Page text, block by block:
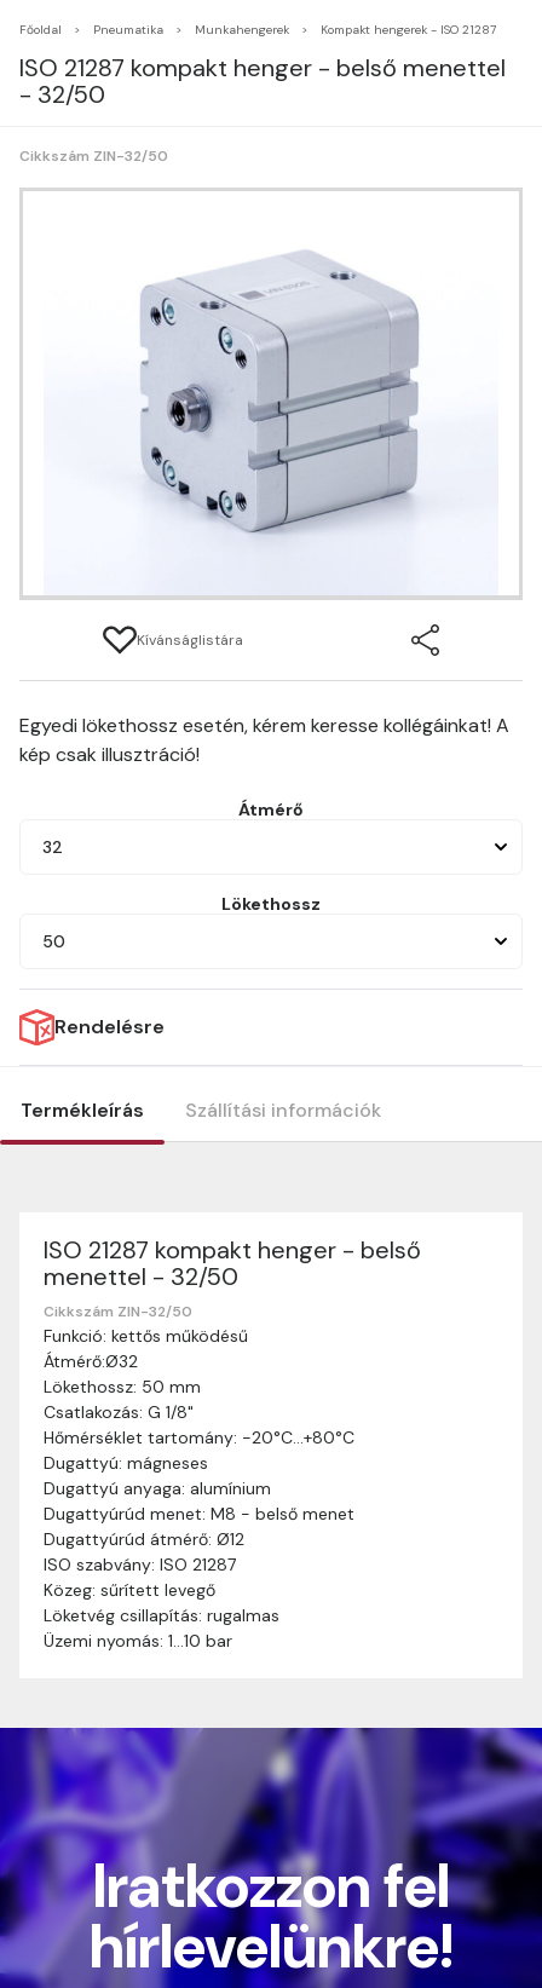
Főoldal Pneumatika Munkahengerek Kompakt hengerek - ISO 21287
ISO 21287 kompakt henger - belső menettel
- 32/50
Cikkszám ZIN-32/50
Kívánságlistára
Egyedi lökethossz esetén, kérem keresse kollégáinkat! A
kép csak illusztráció!
Átmérő
32
Lökethossz
50
Rendelésre
Termékleírás Szállítási információk
ISO 21287 kompakt henger - belső
menettel - 32/50
Cikkszám ZIN-32/50
Funkció: kettős működésű
Átmérő:Ø32
Lökethossz: 50 mm
Csatlakozás: G 1/8"
Hőmérséklet tartomány: -20°C…+80°C
Dugattyú: mágneses
Dugattyú anyaga: alumínium
Dugattyúrúd menet: M8 - belső menet
Dugattyúrúd átmérő: Ø12
ISO szabvány: ISO 21287
Közeg: sűrített levegő
Löketvég csillapítás: rugalmas
Üzemi nyomás: 1…10 bar
Szállítási információk
Nagyon köszönjük, hogy webshopunkat választottátok
vásárlásaitokhoz. Az alábbiakban megtaláljátok szállítási
információinkat, hogy a vásárlásotok gördülékenyen és
zökkenőmentesen történhessen.
Szállítási idő:
munkanapon belül kézbesítjük. Amennyiben
valamilyen okból kifolyólag a szállítás hosszabb
ideig tart, előre értesítünk benneteket.
Szállítási díj: A szállítási díj függ a termék súlyától
és a szállítási cím távolságától. A pontos szállítási
díjat a vásárlás folyamata során megtekinthetitek,
mielőtt a rendelést véglegesítitek.
Iratkozzon fel
hírlevelünkre!